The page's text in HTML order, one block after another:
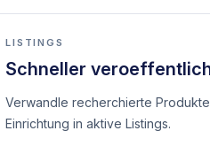
LISTINGS
Schneller
Verwandle recherchierte
Einrichtung in aktive Listings.